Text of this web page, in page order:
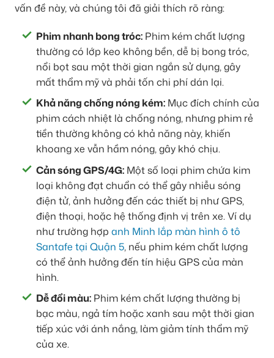
vấn đề này, và chúng tôi đã giải thích rõ ràng:
Phim nhanh bong tróc: Phim kém chất lượng
thường có lớp keo không bền, dễ bị bong tróc,
nổi bọt sau một thời gian ngắn sử dụng, gây
mất thẩm mỹ và phải tốn chi phí dán lại.
Khả năng chống nóng kém: Mục đích chính của
phim cách nhiệt là chống nóng, nhưng phim rẻ
tiền thường không có khả năng này, khiến
khoang xe vẫn hầm nóng, gây khó chịu.
Cản sóng GPS/4G: Một số loại phim chứa kim
loại không đạt chuẩn có thể gây nhiễu sóng
điện tử, ảnh hưởng đến các thiết bị như GPS,
điện thoại, hoặc hệ thống định vị trên xe. Ví dụ
như trường hợp anh Minh lắp màn hình ô tô
Santafe tại Quận 5, nếu phim kém chất lượng
có thể ảnh hưởng đến tín hiệu GPS của màn
hình.
Dễ đổi màu: Phim kém chất lượng thường bị
bạc màu, ngả tím hoặc xanh sau một thời gian
tiếp xúc với ánh nắng, làm giảm tính thẩm mỹ
của xe.